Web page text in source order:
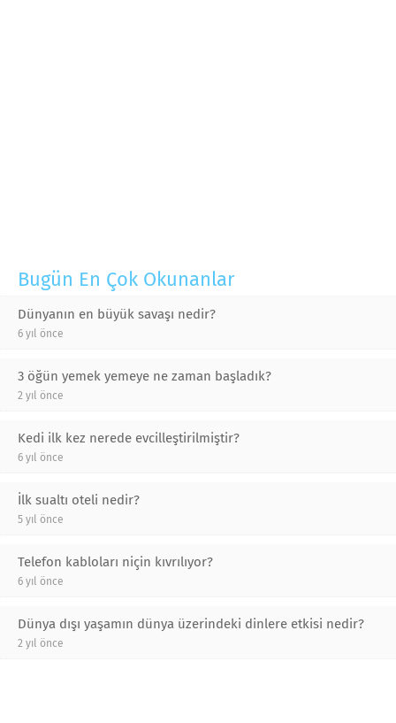
Bugün En Çok Okunanlar
Dünyanın en büyük savaşı nedir?
6 yıl önce
3 öğün yemek yemeye ne zaman başladık?
2 yıl önce
Kedi ilk kez nerede evcilleştirilmiştir?
6 yıl önce
İlk sualtı oteli nedir?
5 yıl önce
Telefon kabloları niçin kıvrılıyor?
6 yıl önce
Dünya dışı yaşamın dünya üzerindeki dinlere etkisi nedir?
2 yıl önce